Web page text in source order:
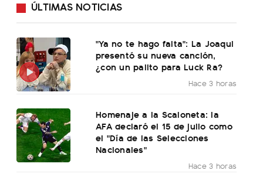
ÚLTIMAS NOTICIAS
"Ya no te hago falta": La Joaqui
presentó su nueva canción,
¿con un palito para Luck Ra?
Hace 3 horas
Homenaje a la Scaloneta: la
AFA declaró el 15 de julio como
el "Día de las Selecciones
Nacionales"
Hace 3 horas